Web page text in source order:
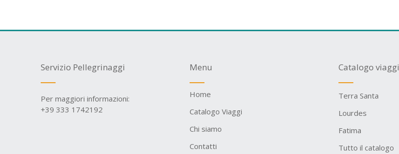
Servizio Pellegrinaggi
Per maggiori informazioni:
+39 333 1742192
Menu
Home
Catalogo Viaggi
Chi siamo
Contatti
Catalogo viaggi
Terra Santa
Lourdes
Fatima
Tutto il catalogo